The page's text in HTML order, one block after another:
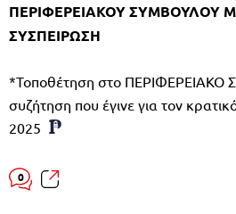
ΠΕΡΙΦΕΡΕΙΑΚΟΥ ΣΥΜΒΟΥΛΟΥ
ΣΥΣΠΕΙΡΩΣΗ
*Τοποθέτηση στο ΠΕΡΙΦΕΡΕΙΑΚΟ
συζήτηση που έγινε για τον
2025
0